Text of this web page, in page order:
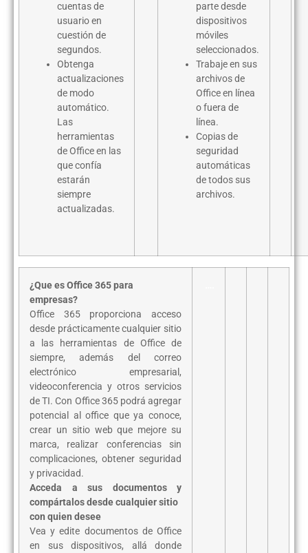
cuentas de
usuario en
cuestión de
segundos.
Obtenga
actualizaciones
de modo
automático.
Las
herramientas
de Office en las
que confía
estarán
siempre
actualizadas.
parte desde
dispositivos
móviles
seleccionados.
Trabaje en sus
archivos de
Office en línea
o fuera de
línea.
Copias de
seguridad
automáticas
de todos sus
archivos.
¿Que es Office 365 para
empresas?
Office 365 proporciona acceso
desde prácticamente cualquier sitio
a las herramientas de Office de
siempre, además del correo
electrónico empresarial,
videoconferencia y otros servicios
de TI.Con Office 365 podrá agregar
potencial al office que ya conoce,
crear un sitio web que mejore su
marca, realizar conferencias sin
complicaciones, obtener seguridad
y privacidad.
Acceda a sus documentos y
compártalos desde cualquier sitio
con quien desee
Vea y edite documentos de Office
en sus dispositivos, allá donde